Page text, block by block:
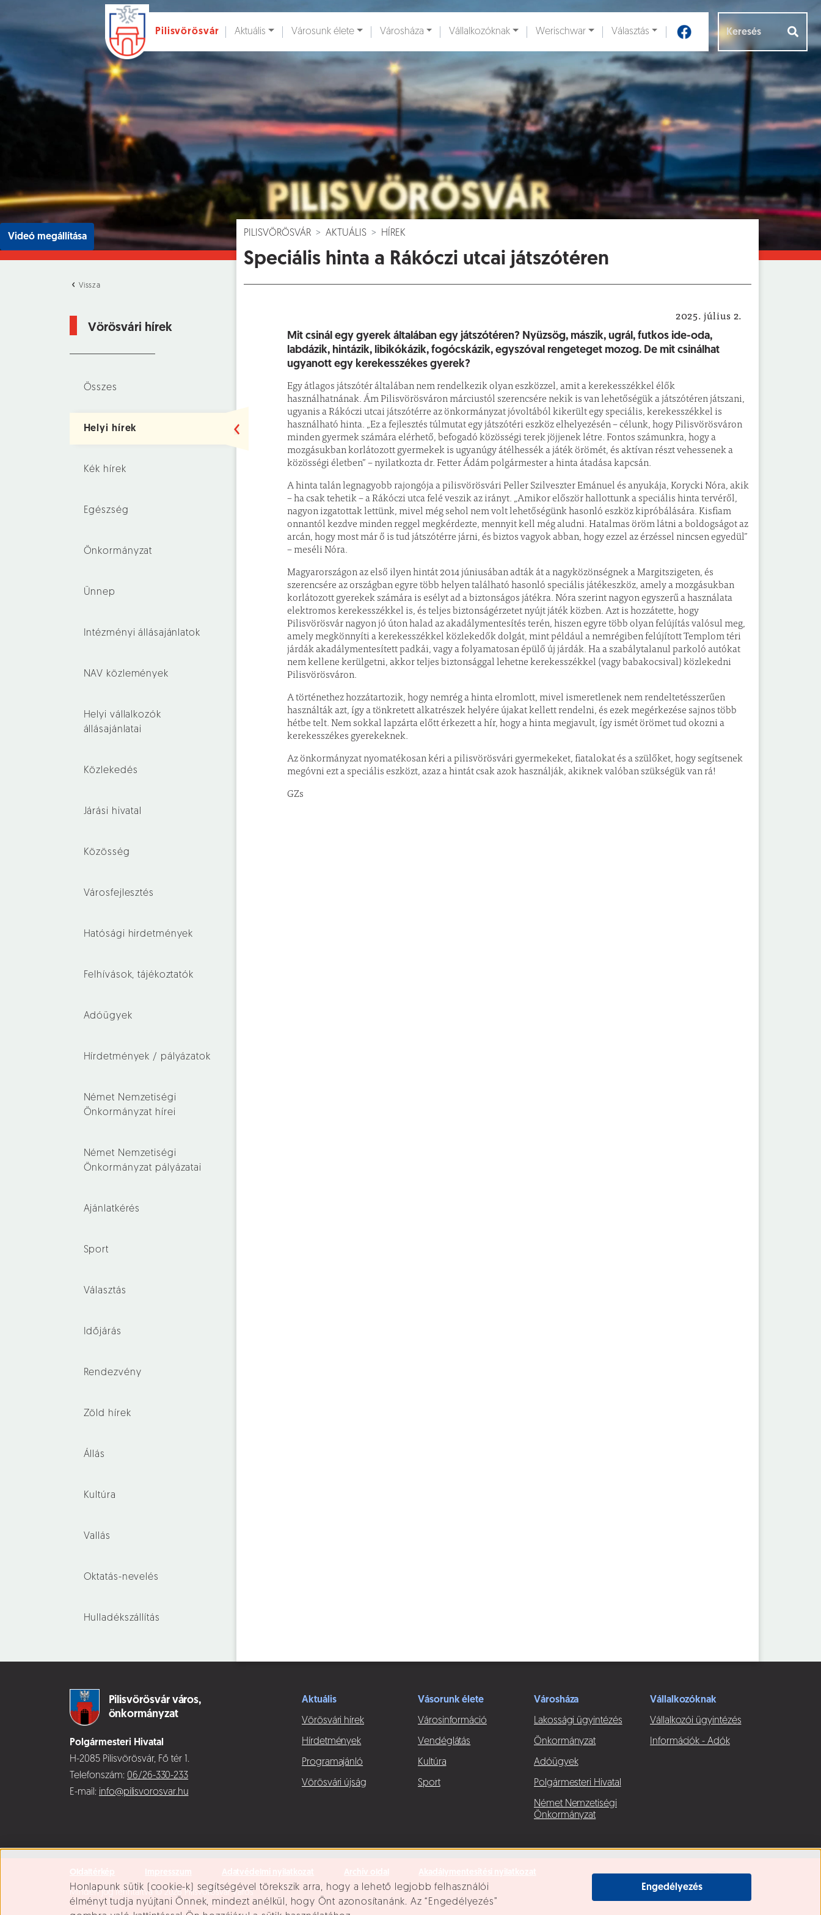
Süti beállítások
Honlapunk sütik (cookie-k) segítségével törekszik arra, hogy a lehető legjobb felhasználói
élményt tudja nyújtani Önnek, mindezt anélkül, hogy Önt azonosítanánk. Az “Engedélyezés”
Engedélyezés
Ugrás a fő tartalomhoz
Pilisvörösvár Aktuális Városunk élete Városháza Vállalkozóknak Werischwar Választás
Videó megállítása
Vissza
Vörösvári hírek
Összes
Helyi hírek
Kék hírek
Egészség
Önkormányzat
Ünnep
Intézményi állásajánlatok
NAV közlemények
Helyi vállalkozók
állásajánlatai
Közlekedés
Járási hivatal
Közösség
Városfejlesztés
Hatósági hirdetmények
Felhívások, tájékoztatók
Adóügyek
Hírdetmények / pályázatok
Német Nemzetiségi
Önkormányzat hírei
Német Nemzetiségi
Önkormányzat pályázatai
Ajánlatkérés
Sport
Választás
Időjárás
Rendezvény
Zöld hírek
Állás
Kultúra
Vallás
Oktatás-nevelés
Hulladékszállítás
PILISVÖRÖSVÁR AKTUÁLIS HÍREK
Speciális hinta a Rákóczi utcai játszótéren
Helyi hírek
2025. július 2.
Mit csinál egy gyerek általában egy játszótéren? Nyüzsög, mászik, ugrál, futkos ide-oda,
labdázik, hintázik, libikókázik, fogócskázik, egyszóval rengeteget mozog. De mit csinálhat
ugyanott egy kerekesszékes gyerek?
Egy átlagos játszótér általában nem rendelkezik olyan eszközzel, amit a kerekesszékkel élők
használhatnának. Ám Pilisvörösváron márciustól szerencsére nekik is van lehetőségük a játszótéren játszani,
ugyanis a Rákóczi utcai játszótérre az önkormányzat jóvoltából kikerült egy speciális, kerekesszékkel is
használható hinta. „Ez a fejlesztés túlmutat egy játszótéri eszköz elhelyezésén – célunk, hogy Pilisvörösváron
minden gyermek számára elérhető, befogadó közösségi terek jöjjenek létre. Fontos számunkra, hogy a
mozgásukban korlátozott gyermekek is ugyanúgy átélhessék a játék örömét, és aktívan részt vehessenek a
közösségi életben” – nyilatkozta dr. Fetter Ádám polgármester a hinta átadása kapcsán.
A hinta talán legnagyobb rajongója a pilisvörösvári Peller Szilveszter Emánuel és anyukája, Korycki Nóra, akik
– ha csak tehetik – a Rákóczi utca felé veszik az irányt. „Amikor először hallottunk a speciális hinta tervéről,
nagyon izgatottak lettünk, mivel még sehol nem volt lehetőségünk hasonló eszköz kipróbálására. Kisfiam
onnantól kezdve minden reggel megkérdezte, mennyit kell még aludni. Hatalmas öröm látni a boldogságot az
arcán, hogy most már ő is tud játszótérre járni, és biztos vagyok abban, hogy ezzel az érzéssel nincsen egyedül”
– meséli Nóra.
Magyarországon az első ilyen hintát 2014 júniusában adták át a nagyközönségnek a Margitszigeten, és
szerencsére az országban egyre több helyen található hasonló speciális játékeszköz, amely a mozgásukban
korlátozott gyerekek számára is esélyt ad a biztonságos játékra. Nóra szerint nagyon egyszerű a használata
elektromos kerekesszékkel is, és teljes biztonságérzetet nyújt játék közben. Azt is hozzátette, hogy
Pilisvörösvár nagyon jó úton halad az akadálymentesítés terén, hiszen egyre több olyan felújítás valósul meg,
amely megkönnyíti a kerekesszékkel közlekedők dolgát, mint például a nemrégiben felújított Templom téri
járdák akadálymentesített padkái, vagy a folyamatosan épülő új járdák. Ha a szabálytalanul parkoló autókat
nem kellene kerülgetni, akkor teljes biztonsággal lehetne kerekesszékkel (vagy babakocsival) közlekedni
Pilisvörösváron.
A történethez hozzátartozik, hogy nemrég a hinta elromlott, mivel ismeretlenek nem rendeltetésszerűen
használták azt, így a tönkretett alkatrészek helyére újakat kellett rendelni, és ezek megérkezése sajnos több
hétbe telt. Nem sokkal lapzárta előtt érkezett a hír, hogy a hinta megjavult, így ismét örömet tud okozni a
kerekesszékes gyerekeknek.
Az önkormányzat nyomatékosan kéri a pilisvörösvári gyermekeket, fiatalokat és a szülőket, hogy segítsenek
megóvni ezt a speciális eszközt, azaz a hintát csak azok használják, akiknek valóban szükségük van rá!
GZs
Pilisvörösvár város,
önkormányzat
Polgármesteri Hivatal
H-2085 Pilisvörösvár, Fő tér 1.
Telefonszám: 06/26-330-233
E-mail: info@pilisvorosvar.hu
Aktuális
Vörösvári hírek
Hírdetmények
Programajánló
Vörösvári újság
Vásorunk élete
Városinformáció
Vendéglátás
Kultúra
Sport
Városháza
Lakossági ügyintézés
Önkormányzat
Adóügyek
Polgármesteri Hivatal
Német Nemzetiségi
Önkormányzat
Vállalkozóknak
Vállalkozói ügyintézés
Információk - Adók
Minden jog fenntartva © 2026 Pilisvörösvár Város
Hírek [ Események [] Dokumentumok [ Aloldalak [